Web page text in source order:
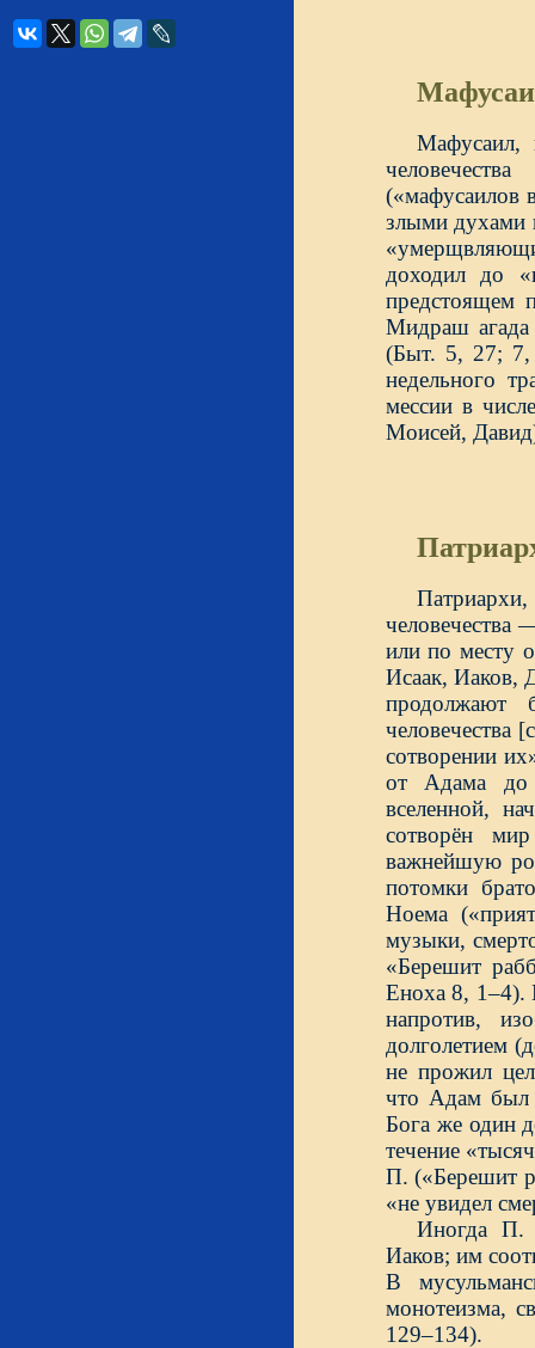
Мафусаил,
(«мафусаилов
злыми духами
доходил до
предстоящем
Мидраш
(Быт. 5, 27; 7,
недельного
мессии в
Моисей,
или по месту
Исаак, Иаков,
продолжают
человечества
сотворении
от Адама до
вселенной,
сотворён
важнейшую
потомки
Ноема
музыки,
«Берешит
Еноха 8, 1–4).
напротив,
долголетием
не прожил
что Адам был
Бога же один
течение
П. («Берешит
«не увидел
Иногда П.
Иаков; им
В
монотеизма,
129–134).